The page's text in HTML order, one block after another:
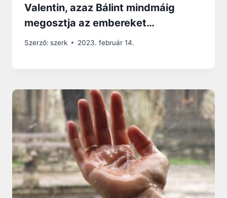
Valentin, azaz Bálint mindmáig
megosztja az embereket…
Szerző: szerk 2023. február 14.